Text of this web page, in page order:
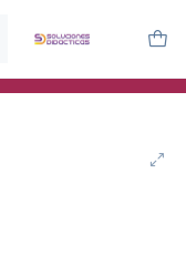
aulas, terapeutas y